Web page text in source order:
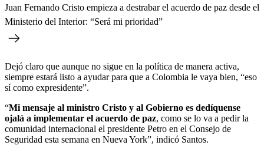
Juan Fernando Cristo empieza a destrabar el acuerdo de paz desde el
Ministerio del Interior: “Será mi prioridad”
Dejó claro que aunque no sigue en la política de manera activa,
siempre estará listo a ayudar para que a Colombia le vaya bien, “eso
sí como expresidente”.
“Mi mensaje al ministro Cristo y al Gobierno es dedíquense
ojalá a implementar el acuerdo de paz, como se lo va a pedir la
comunidad internacional el presidente Petro en el Consejo de
Seguridad esta semana en Nueva York”, indicó Santos.